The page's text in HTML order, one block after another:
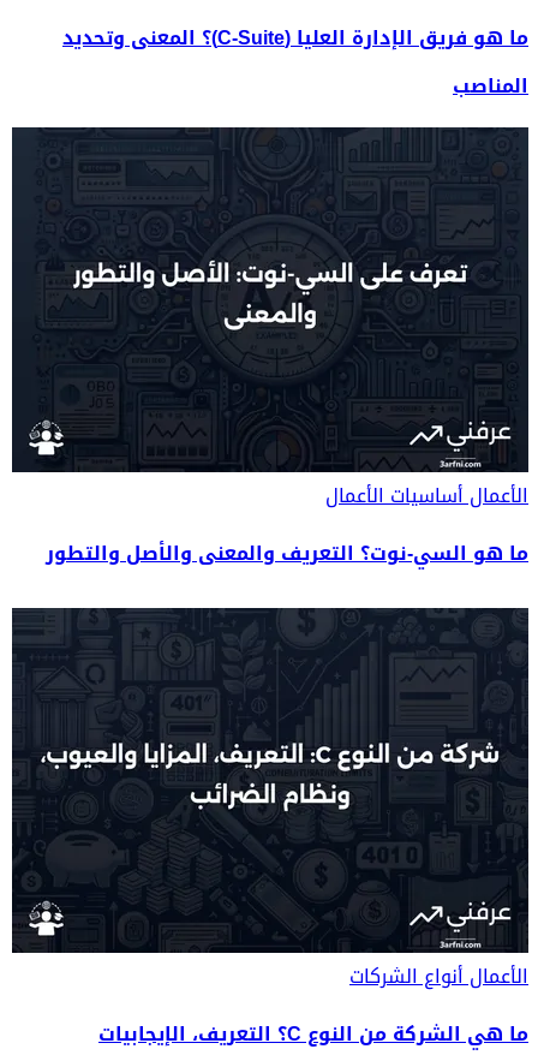
ما هو فريق الإدارة العليا (C-Suite)؟ المعنى وتحديد
المناصب
الأعمالأساسيات الأعمال
ما هو السي-نوت؟ التعريف والمعنى والأصل والتطور
الأعمالأنواع الشركات
ما هي الشركة من النوع C؟ التعريف، الإيجابيات